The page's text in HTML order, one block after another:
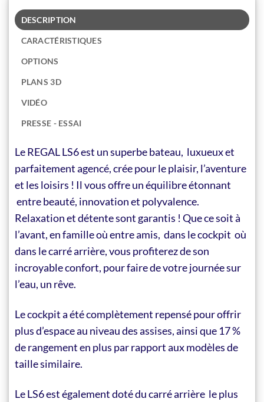
DESCRIPTION
CARACTÉRISTIQUES
OPTIONS
PLANS 3D
VIDÉO
PRESSE - ESSAI
Le REGAL LS6 est un superbe bateau, luxueux et
parfaitement agencé, crée pour le plaisir, l’aventure
et les loisirs ! Il vous offre un équilibre étonnant
entre beauté, innovation et polyvalence.
Relaxation et détente sont garantis ! Que ce soit à
l’avant, en famille où entre amis, dans le cockpit où
dans le carré arrière, vous profiterez de son
incroyable confort, pour faire de votre journée sur
l’eau, un rêve.
Le cockpit a été complètement repensé pour offrir
plus d’espace au niveau des assises, ainsi que 17 %
de rangement en plus par rapport aux modèles de
taille similaire.
Le LS6 est également doté du carré arrière le plus